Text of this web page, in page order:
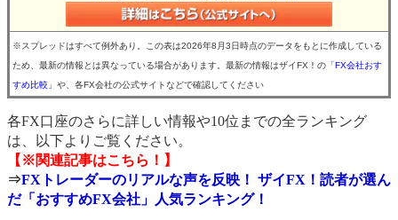
※スプレッドはすべて例外あり。この表は2026年8月3日時点のデータをもとに作成している
ため、最新の情報とは異なっている場合があります。最新の情報はザイFX！の 「FX会社おす
すめ比較」 や、各FX会社の公式サイトなどで確認してください
各FX口座のさらに詳しい情報や10位までの全ランキング
は、以下よりご覧ください。
【※関連記事はこちら！】
⇒FXトレーダーのリアルな声を反映！ ザイFX！読者が選ん
だ「おすすめFX会社」人気ランキング！